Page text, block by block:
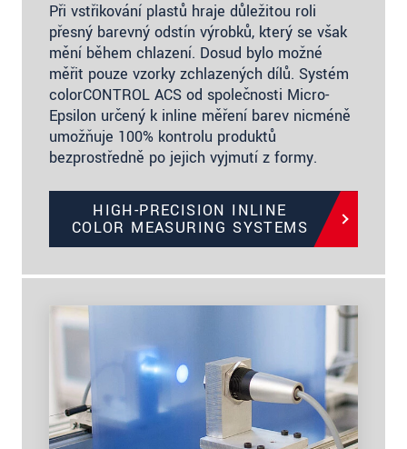
Při vstřikování plastů hraje důležitou roli
přesný barevný odstín výrobků, který se však
mění během chlazení. Dosud bylo možné
měřit pouze vzorky zchlazených dílů. Systém
colorCONTROL ACS od společnosti Micro-
Epsilon určený k inline měření barev nicméně
umožňuje 100% kontrolu produktů
bezprostředně po jejich vyjmutí z formy.
HIGH-PRECISION INLINE
COLOR MEASURING SYSTEMS